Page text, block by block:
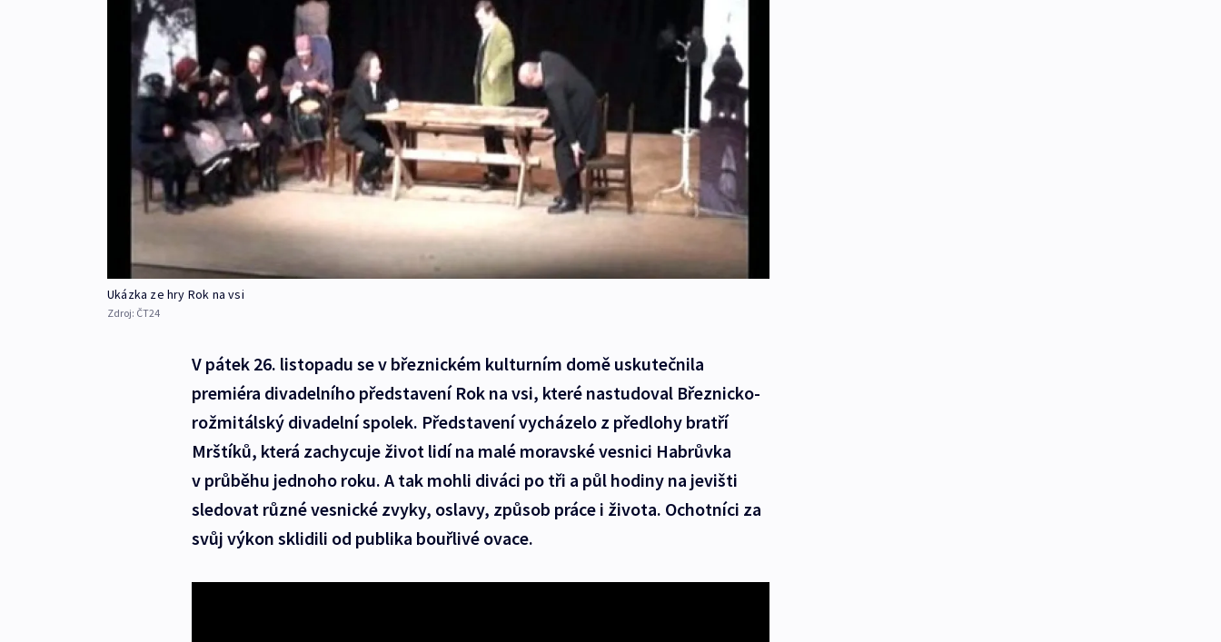
Ukázka ze hry Rok na vsi
Zdroj: ČT24
V pátek 26. listopadu se v březnickém kulturním domě uskutečnila
premiéra divadelního představení Rok na vsi, které nastudoval Březnicko-
rožmitálský divadelní spolek. Představení vycházelo z předlohy bratří
Mrštíků, která zachycuje život lidí na malé moravské vesnici Habrůvka
v průběhu jednoho roku. A tak mohli diváci po tři a půl hodiny na jevišti
sledovat různé vesnické zvyky, oslavy, způsob práce i života. Ochotníci za
svůj výkon sklidili od publika bouřlivé ovace.